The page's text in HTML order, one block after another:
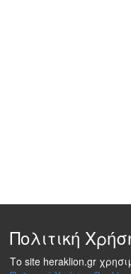
Πολιτική
Το site heraklion.gr